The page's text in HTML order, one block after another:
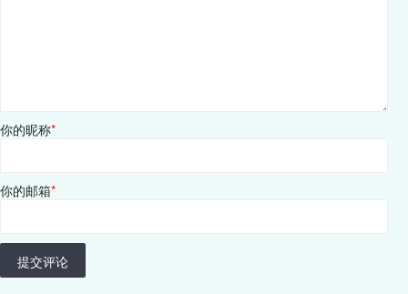
你的昵称*
你的邮箱*
提交评论